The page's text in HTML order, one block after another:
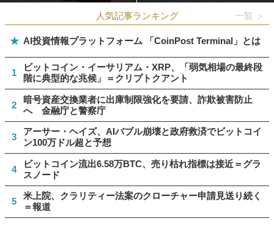
人気記事ランキング 一覧 ＞
★ AI投資情報プラットフォーム 「CoinPost Terminal」とは
1
ビットコイン・イーサリアム・XRP、「弱気相場の最終段
階に典型的な兆候」＝クリプトクアント
2
暗号資産交換業者に出庫制限強化を要請、詐欺被害防止
へ 金融庁と警察庁
3
アーサー・ヘイズ、AIバブル崩壊と政府救済でビットコイ
ン100万ドル超と予想
4
ビットコイン流出6.58万BTC、売り枯れ指標は接近＝グラ
スノード
5
米上院、クラリティー法案のクローチャー申請見送り続く
＝報道